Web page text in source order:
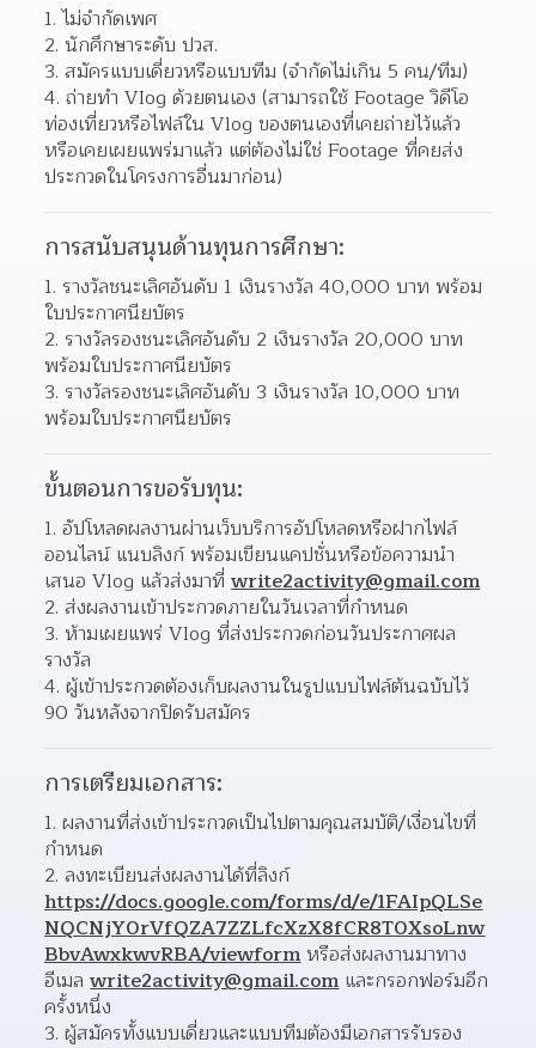
ไม่จำกัดเพศ
นักศึกษาระดับ ปวส.
สมัครแบบเดี่ยวหรือแบบทีม (จำกัดไม่เกิน 5 คน/ทีม)
ถ่ายทำ VIog ด้วยตนเอง (สามารถใช้ Footage วิดีโอ
ท่องเที่ยวหรือไฟล์ใน Vlog ของตนเองที่เคยถ่ายไว้แล้ว
หรือเคยเผยแพร่มาแล้ว แต่ต้องไม่ใช่ Footage ที่คยส่ง
ประกวดในโครงการอื่นมาก่อน)
การสนับสนุนด้านทุนการศึกษา:
รางวัลชนะเลิศอันดับ 1 เงินรางวัล 40,000 บาท พร้อม
ใบประกาศนียบัตร
รางวัลรองชนะเลิศอันดับ 2 เงินรางวัล 20,000 บาท
พร้อมใบประกาศนียบัตร
รางวัลรองชนะเลิศอันดับ 3 เงินรางวัล 10,000 บาท
พร้อมใบประกาศนียบัตร
ขั้นตอนการขอรับทุน:
อัปโหลดผลงานผ่านเว็บบริการอัปโหลดหรือฝากไฟล์
ออนไลน์ แนบลิงก์ พร้อมเขียนแคปชั่นหรือข้อความนำ
เสนอ Vlog แล้วส่งมาที่ write2activity@gmail.com
ส่งผลงานเข้าประกวดภายในวันเวลาที่กำหนด
ห้ามเผยแพร่ Vlog ที่ส่งประกวดก่อนวันประกาศผล
รางวัล
ผู้เข้าประกวดต้องเก็บผลงานในรูปแบบไฟล์ต้นฉบับไว้
90 วันหลังจากปิดรับสมัคร
การเตรียมเอกสาร:
ผลงานที่ส่งเข้าประกวดเป็นไปตามคุณสมบัติ/เงื่อนไขที่
กำหนด
ลงทะเบียนส่งผลงานได้ที่ลิงก์
https://docs.google.com/forms/d/e/1FAIpQLSe
NQCNjY0rVfQZA7ZZLfcXzX8fCR8T0XsoLnw
BbvAwxkwvRBA/viewform หรือส่งผลงานมาทาง
อีเมล write2activity@gmail.com และกรอกฟอร์มอีก
ครั้งหนึ่ง
ผู้สมัครทั้งแบบเดี่ยวและแบบทีมต้องมีเอกสารรับรอง